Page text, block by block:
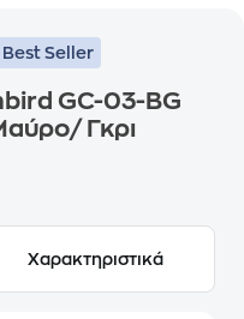
Best Seller
GC-03-BG
Γκρι
Χαρακτηριστικά